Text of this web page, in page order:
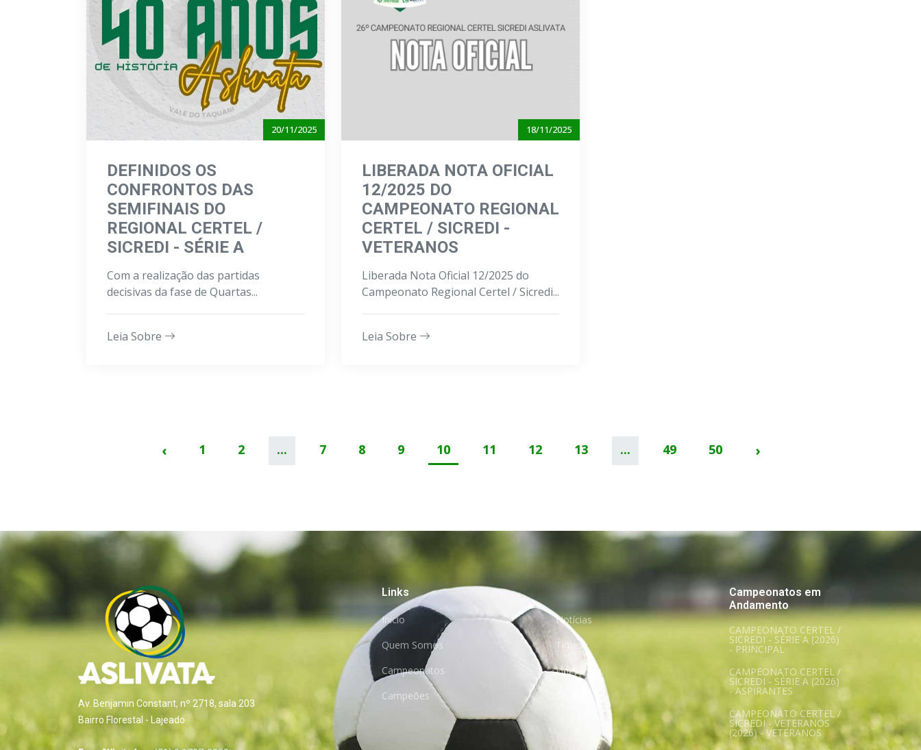
20/11/2025
DEFINIDOS OS
CONFRONTOS DAS
SEMIFINAIS DO
REGIONAL CERTEL /
SICREDI - SÉRIE A
Com a realização das partidas
decisivas da fase de Quartas...
Leia Sobre
18/11/2025
LIBERADA NOTA OFICIAL
12/2025 DO
CAMPEONATO REGIONAL
CERTEL / SICREDI -
VETERANOS
Liberada Nota Oficial 12/2025 do
Campeonato Regional Certel / Sicredi...
Leia Sobre
‹ 1 2 ... 7 8 9 10 11 12 13 ... 49 50 ›
Av. Benjamin Constant, nº 2718, sala 203
Bairro Florestal - Lajeado
Links
Início
Quem Somos
Campeonatos
Campeões
Notícias
Times
Links
Contato
Campeonatos em
Andamento
CAMPEONATO CERTEL /
SICREDI - SÉRIE A (2026)
- PRINCIPAL
CAMPEONATO CERTEL /
SICREDI - SÉRIE A (2026)
- ASPIRANTES
CAMPEONATO CERTEL /
SICREDI - VETERANOS
(2026) - VETERANOS